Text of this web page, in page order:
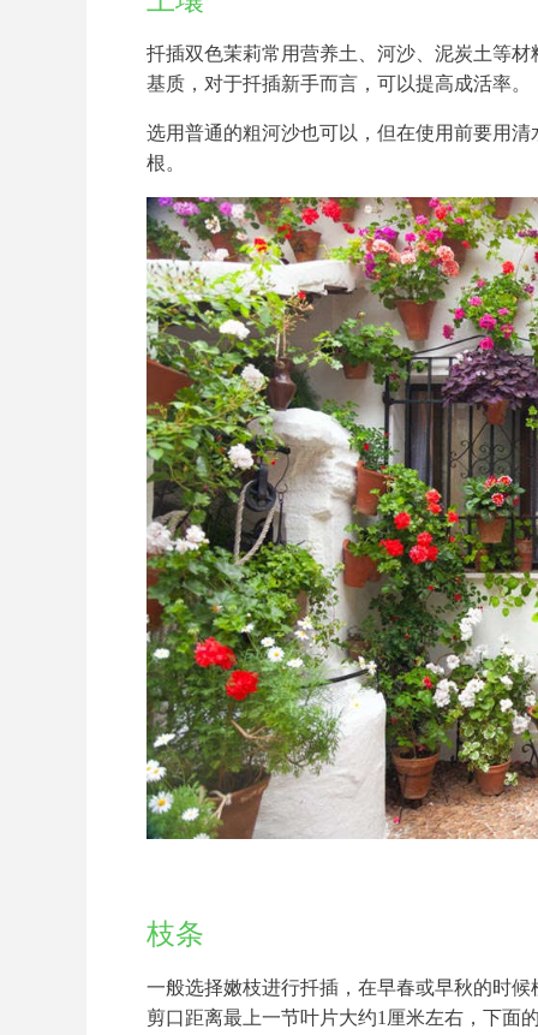
扦插双色茉莉常用营养土、河沙、泥炭土等
基质，对于扦插新手而言，可以提高成活率。
选用普通的粗河沙也可以，但在使用前要用
根。
枝条
一般选择嫩枝进行扦插，在早春或早秋的时
剪口距离最上一节叶片大约1厘米左右，下面